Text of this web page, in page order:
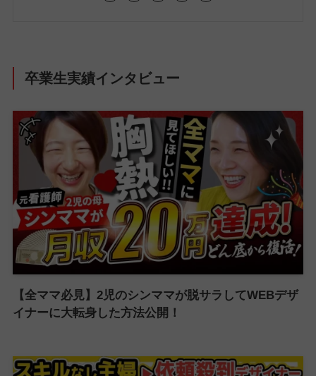
卒業生実績インタビュー
【全ママ必見】2児のシンママが脱サラしてWEBデザ
イナーに大転身した方法公開！